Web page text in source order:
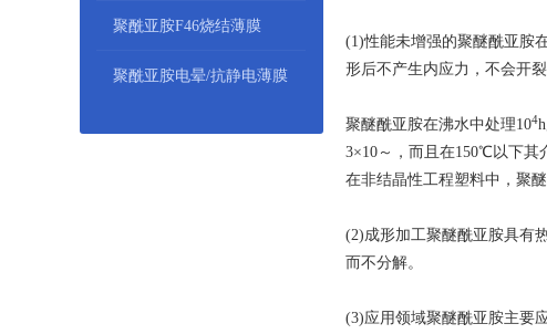
聚酰亚胺F46烧结薄膜
聚酰亚胺电晕/抗静电薄膜
(1)性能未增强的聚醚酰亚胺
形后不产生内应力，不会开
聚醚酰亚胺在沸水中处理104
3×10～，而且在150℃以下其
在非结晶性工程塑料中，聚
(2)成形加工聚醚酰亚胺具有
而不分解。
(3)应用领域聚醚酰亚胺主要